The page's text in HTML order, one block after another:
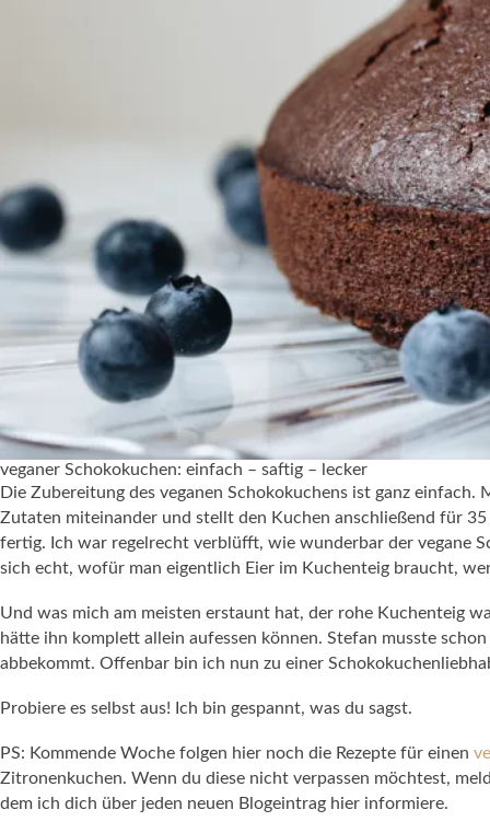
veganer Schokokuchen: einfach – saftig – lecker
Die Zubereitung des veganen Schokokuchens ist ganz
Zutaten miteinander und stellt den Kuchen anschließend für
fertig. Ich war regelrecht verblüfft, wie wunderbar der vegane
sich echt, wofür man eigentlich Eier im Kuchenteig braucht,
Und was mich am meisten erstaunt hat, der rohe Kuchenteig
hätte ihn komplett allein aufessen können. Stefan musste
abbekommt. Offenbar bin ich nun zu einer
Probiere es selbst aus! Ich bin gespannt, was du sagst.
PS: Kommende Woche folgen hier noch die Rezepte für einen
Zitronenkuchen. Wenn du diese nicht verpassen möchtest,
dem ich dich über jeden neuen Blogeintrag hier informiere.